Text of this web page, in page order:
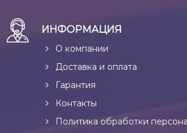
ИНФОРМАЦИЯ
О компании
Доставка и оплата
Гарантия
Контакты
Политика обработки